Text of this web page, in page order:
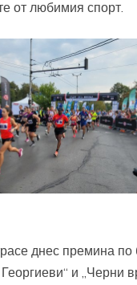
от любимия спорт.
днес премина по
и „Черни